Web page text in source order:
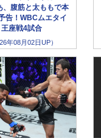
、腹筋と太ももで本
告！WBCムエタイ
王座戦4試合
年08月02日UP）